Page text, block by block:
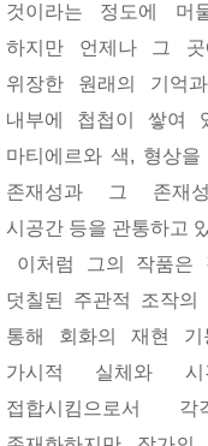
것이라는 정도에 머
하지만 언제나 그
위장한 원래의 기억
내부에 첩첩이 쌓여
마티에르와 색, 형상
존재성과 그 존재
시공간 등을 관통하고
이처럼 그의 작품은
덧칠된 주관적 조작의
통해 회화의 재현 기
가시적 실체와 시
접합시킴으로서